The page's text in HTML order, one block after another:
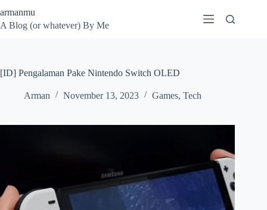
to
content
armanmu
A Blog (or whatever) By Me
[ID] Pengalaman Pake Nintendo Switch OLED
Arman November 13, 2023 Games, Tech